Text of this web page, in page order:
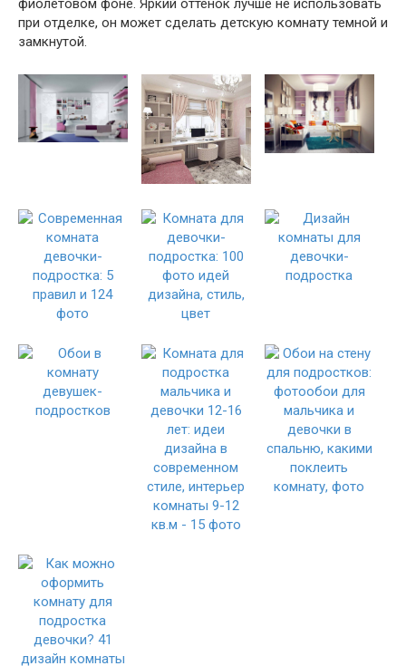
фиолетовом фоне. Яркий оттенок лучше не использовать
при отделке, он может сделать детскую комнату темной и
замкнутой.